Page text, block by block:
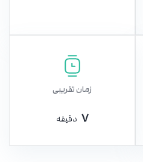
زمان تقریبی
7 دقیقه